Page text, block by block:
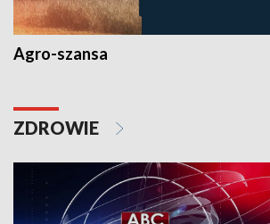
Agro-szansa
ZDROWIE